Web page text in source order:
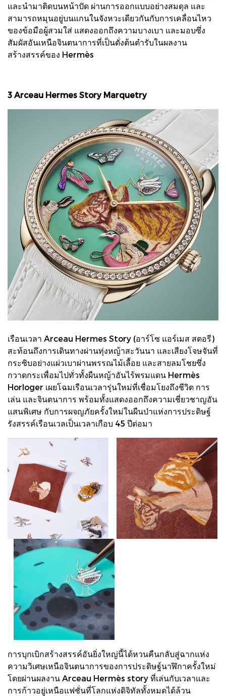
และนำมาติดบนหน้าปัด ผ่านการออกแบบอย่างสมดุล และ
สามารถหมุนอยู่บนแกนในจังหวะเดียวกันกับการเคลื่อนไหว
ของข้อมือผู้สวมใส่ แสดงออกถึงความบางเบา และมอบซึ่ง
สัมผัสอันเหนือจินตนาการที่เป็นดั่งต้นตำรับในผลงาน
สร้างสรรค์ของ Hermès
3 Arceau Hermes Story Marquetry
เรือนเวลา Arceau Hermes Story (อาร์โซ แอร์เมส สตอรี)
สะท้อนถึงการเดินทางผ่านทุ่งหญ้าสะวันนา และเสียงโจษจันที่
กระซิบอย่างแผ่วเบาผ่านพรรณไม้เลื้อย และสายลมโชยซึ่ง
กวาดกระเพื่อมไปทั่วทั้งผืนหญ้าอันไร้พรมแดน Hermès
Horloger เผยโฉมเรือนเวลารุ่นใหม่ที่เชื่อมโยงถึงชีวิต การ
เล่น และจินตนาการ พร้อมทั้งแสดงออกถึงความเชี่ยวชาญอัน
แสนพิเศษ กับการผจญภัยครั้งใหม่ในผืนป่าแห่งการประดิษฐ์
รังสรรค์เรือนเวลเป็นเวลาเกือบ 45 ปีต่อมา
การบุกเบิกสร้างสรรค์อันยิ่งใหญ่นี้ได้หวนคืนกลับสู่ฉากแห่ง
ความวิเศษเหนือจินตนาการของการประดิษฐ์นาฬิกาครั้งใหม่
โดยผ่านผลงาน Arceau Hermès story ที่เล่นกับเวลาและ
การก้าวอยู่เหนือแฟชั่นที่โลกแห่งดิจิทัลทั้งหมดได้ล้วน